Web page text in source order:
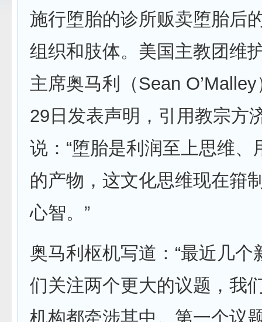
施行堕胎的诊所贩卖堕胎后
组织和肢体。美国主教团维
主席奥马利（Sean
29日发表声明，引用教宗方
说：“堕胎是利润至上思维、
的产物，这文化思维现在箝
心智。”
奥马利枢机写道：“最近几个
们关注两个更大的议题，我
机构都牵涉其中。第一个议